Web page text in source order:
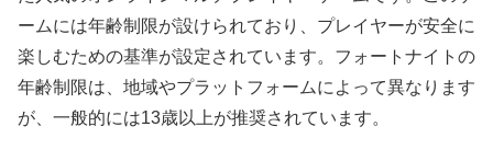
ームには年齢制限が設けられており、プレイヤーが安全に
楽しむための基準が設定されています。フォートナイトの
年齢制限は、地域やプラットフォームによって異なります
が、一般的には13歳以上が推奨されています。